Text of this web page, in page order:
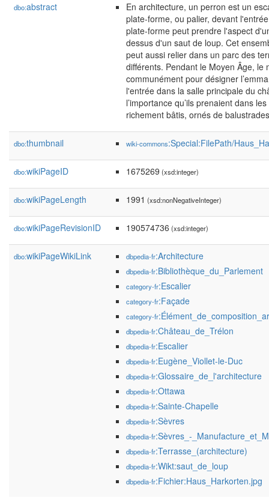
dbo:abstract
En architecture, un perron est un
plate-forme, ou palier, devant
plate-forme peut prendre l'aspect
dessus d'un saut de loup. Cet
peut aussi relier dans un parc des
différents. Pendant le Moyen Âge, le
communément pour désigner
l'entrée dans la salle principale du
l’importance qu’ils prenaient dans
richement bâtis, ornés de
dbo:thumbnail wiki-commons:Special:FilePath/
dbo:wikiPageID 1675269 (xsd:integer)
dbo:wikiPageLength 1991 (xsd:nonNegativeInteger)
dbo:wikiPageRevisionID 190574736 (xsd:integer)
dbo:wikiPageWikiLink dbpedia-fr:Architecture
dbpedia-fr:Bibliothèque_du_Parlement
category-fr:Escalier
category-fr:Façade
category-fr
dbpedia-fr:Château_de_Trélon
dbpedia-fr:Escalier
dbpedia-fr:Eugène_Viollet-le-Duc
dbpedia-fr:Glossaire_de_l'architecture
dbpedia-fr:Ottawa
dbpedia-fr:Sainte-Chapelle
dbpedia-fr:Sèvres
dbpedia-fr:Sèvres_-
dbpedia-fr:Terrasse_(architecture)
dbpedia-fr:Wikt:saut_de_loup
dbpedia-fr:Fichier:Haus_Harkorten.jpg